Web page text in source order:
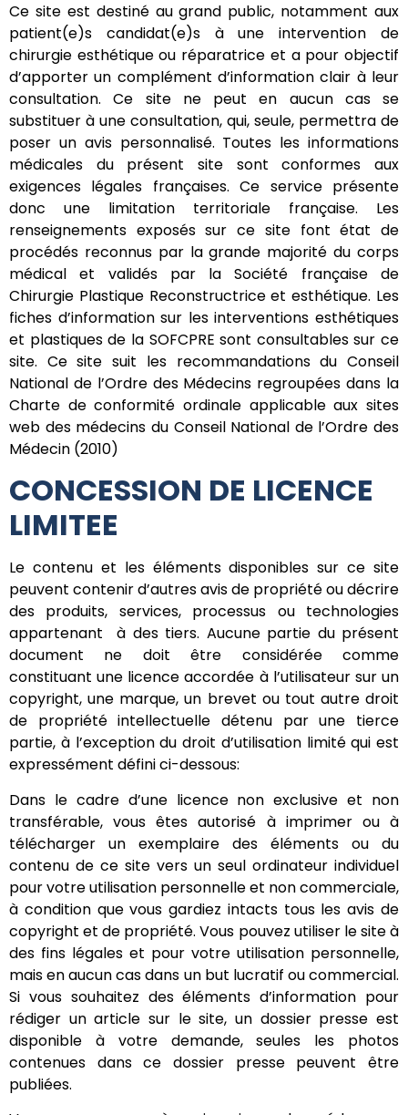
Ce site est destiné au grand public, notamment aux
patient(e)s candidat(e)s à une intervention de
chirurgie esthétique ou réparatrice et a pour objectif
d’apporter un complément d’information clair à leur
consultation. Ce site ne peut en aucun cas se
substituer à une consultation, qui, seule, permettra de
poser un avis personnalisé. Toutes les informations
médicales du présent site sont conformes aux
exigences légales françaises. Ce service présente
donc une limitation territoriale française. Les
renseignements exposés sur ce site font état de
procédés reconnus par la grande majorité du corps
médical et validés par la Société française de
Chirurgie Plastique Reconstructrice et esthétique. Les
fiches d’information sur les interventions esthétiques
et plastiques de la SOFCPRE sont consultables sur ce
site. Ce site suit les recommandations du Conseil
National de l’Ordre des Médecins regroupées dans la
Charte de conformité ordinale applicable aux sites
web des médecins du Conseil National de l’Ordre des
Médecin (2010)
CONCESSION DE LICENCE
LIMITEE
Le contenu et les éléments disponibles sur ce site
peuvent contenir d’autres avis de propriété ou décrire
des produits, services, processus ou technologies
appartenant à des tiers. Aucune partie du présent
document ne doit être considérée comme
constituant une licence accordée à l’utilisateur sur un
copyright, une marque, un brevet ou tout autre droit
de propriété intellectuelle détenu par une tierce
partie, à l’exception du droit d’utilisation limité qui est
expressément défini ci-dessous:
Dans le cadre d’une licence non exclusive et non
transférable, vous êtes autorisé à imprimer ou à
télécharger un exemplaire des éléments ou du
contenu de ce site vers un seul ordinateur individuel
pour votre utilisation personnelle et non commerciale,
à condition que vous gardiez intacts tous les avis de
copyright et de propriété. Vous pouvez utiliser le site à
des fins légales et pour votre utilisation personnelle,
mais en aucun cas dans un but lucratif ou commercial.
Si vous souhaitez des éléments d’information pour
rédiger un article sur le site, un dossier presse est
disponible à votre demande, seules les photos
contenues dans ce dossier presse peuvent être
publiées.